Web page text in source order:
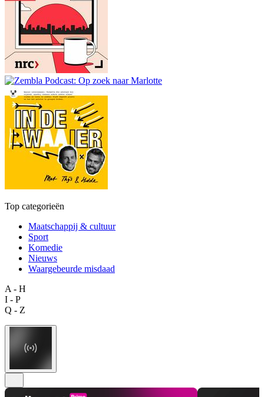
Top categorieën
Maatschappij & cultuur
Sport
Komedie
Nieuws
Waargebeurde misdaad
A - H
I - P
Q - Z